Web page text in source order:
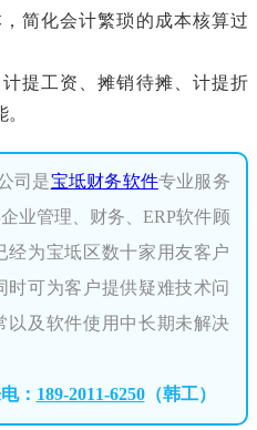
简化会计繁琐的成本核算过
提工资、摊销待摊、计提折
司是宝坻财务软件专业服务
业管理、财务、ERP软件顾
经为宝坻区数十家用友客户
可为客户提供疑难技术问
以及软件使用中长期未解决
： 189-2011-6250（韩工）